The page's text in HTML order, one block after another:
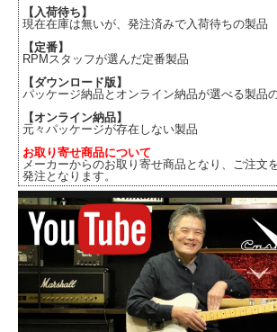
【入荷待ち】
現在在庫は無いが、発注済みで入荷待ちの製品
【定番】
RPMスタッフが選んだ定番製品
【ダウンロード版】
パッケージ納品とオンライン納品が選べる製品
【オンライン納品】
元々パッケージが存在しない製品
お取り寄せ商品について
メーカーからのお取り寄せ商品となり、ご注文
発注となります。